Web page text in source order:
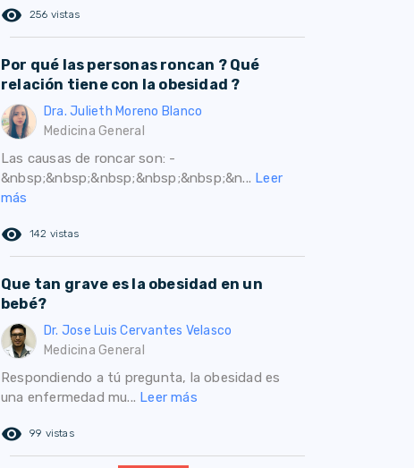
remove_red_eye 256 vistas
Por qué las personas roncan ? Qué
relación tiene con la obesidad ?
Dra. Julieth Moreno Blanco
Medicina General
Las causas de roncar son: -
&nbsp;&nbsp;&nbsp;&nbsp;&nbsp;&n... Leer
más
remove_red_eye 142 vistas
Que tan grave es la obesidad en un
bebé?
Dr. Jose Luis Cervantes Velasco
Medicina General
Respondiendo a tú pregunta, la obesidad es
una enfermedad mu... Leer más
remove_red_eye 99 vistas